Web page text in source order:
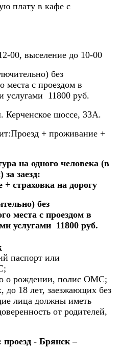
плату в кафе с
00, выселение до 10-00
без
места с проездом в
услугами 11800 руб.
Керченское шоссе, 33А.
Проезд + проживание +
на одного человека (в
за заезд:
страховка на дорогу
без
места с проездом в
услугами 11800 руб.
паспорт или
о рождении, полис ОМС;
до 18 лет, заезжающих без
лица должны иметь
от родителей,
проезд - Брянск –